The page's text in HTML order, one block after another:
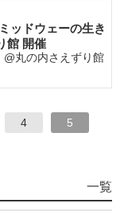
ッドウェーの生き
館 開催
丸の内さえずり館
4 5
海
洋
一覧